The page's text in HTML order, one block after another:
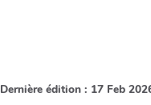
Dernière édition : 17 Feb